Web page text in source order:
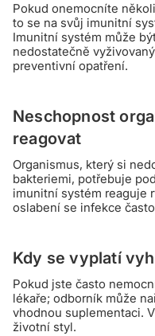
Pokud onemocníte
to se na svůj imunitní
Imunitní systém může
nedostatečně
preventivní opatření.
Neschopnost
reagovat
Organismus, který si
bakteriemi, potřebuje
imunitní systém reaguje
oslabení se infekce
Kdy se vyplatí
Pokud jste často
lékaře; odborník může
vhodnou suplementaci.
životní styl.